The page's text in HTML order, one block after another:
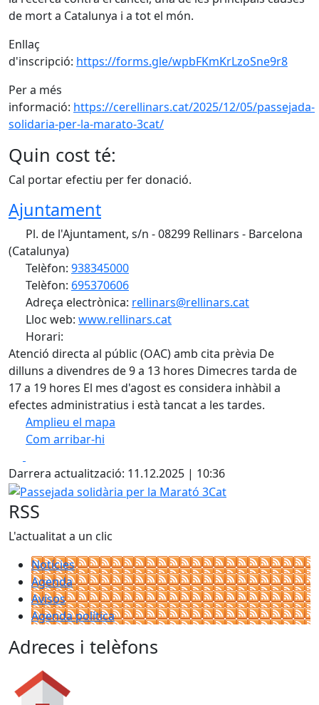
de mort a Catalunya i a tot el món.
Enllaç
d'inscripció: https://forms.gle/wpbFKmKrLzoSne9r8
Per a més
informació: https://cerellinars.cat/2025/12/05/passejada-
solidaria-per-la-marato-3cat/
Quin cost té:
Cal portar efectiu per fer donació.
Ajuntament
Pl. de l'Ajuntament, s/n - 08299 Rellinars - Barcelona
(Catalunya)
Telèfon: 938345000
Telèfon: 695370606
Adreça electrònica: rellinars@rellinars.cat
Lloc web: www.rellinars.cat
Horari:
Atenció directa al públic (OAC) amb cita prèvia De
dilluns a divendres de 9 a 13 hores Dimecres tarda de
17 a 19 hores El mes d'agost es considera inhàbil a
efectes administratius i està tancat a les tardes.
Amplieu el mapa
Com arribar-hi
+
−
Darrera actualització: 11.12.2025 | 10:36
Passejada solidària per la Marató 3Cat
RSS
L'actualitat a un clic
Notícies
Agenda
Avisos
Agenda política
Adreces i telèfons